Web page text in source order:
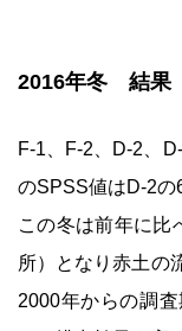
2016年冬 結果
F-1、F-2、D-2、
のSPSS値はD-2の
この冬は前年に比
所）となり赤土の
2000年からの調